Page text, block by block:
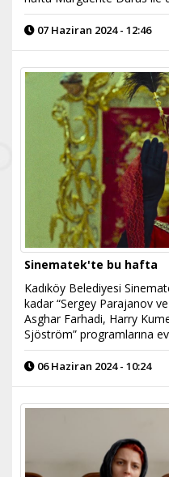
07 Haziran 2024 - 12:46
Sinematek'te bu hafta
Kadıköy Belediyesi
kadar “Sergey Parajanov
Asghar Farhadi, Harry
Sjöström” programlarına
06 Haziran 2024 - 10:24